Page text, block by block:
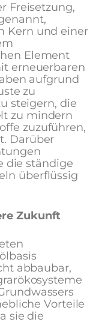
Freisetzung,
Kern und einer
Element
erneuerbaren
aufgrund
zu
steigern, die
zu mindern
zuzuführen,
Darüber
die ständige
überflüssig
Zukunft
abbaubar,
Vorteile
sie die